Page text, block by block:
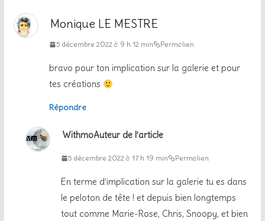
Monique LE MESTRE
5 décembre 2022 à 9 h 12 min Permalien
bravo pour ton implication sur la galerie et pour
tes créations
Répondre
WithmoAuteur de l’article
5 décembre 2022 à 17 h 19 min Permalien
En terme d’implication sur la galerie tu es dans
le peloton de tête ! et depuis bien longtemps
tout comme Marie-Rose, Chris, Snoopy, et bien